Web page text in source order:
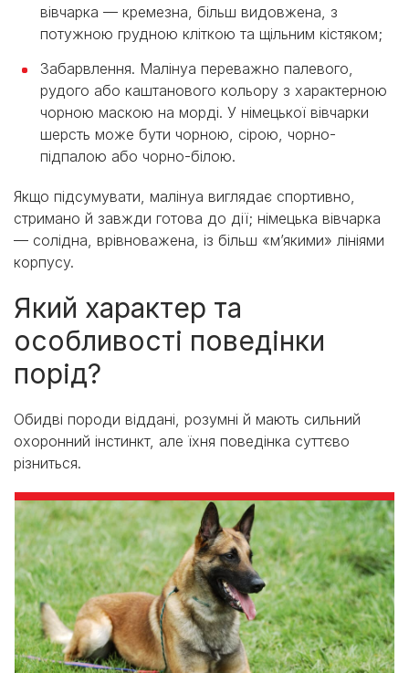
вівчарка — кремезна, більш видовжена, з
потужною грудною кліткою та щільним кістяком;
Забарвлення. Малінуа переважно палевого,
рудого або каштанового кольору з характерною
чорною маскою на морді. У німецької вівчарки
шерсть може бути чорною, сірою, чорно-
підпалою або чорно-білою.
Якщо підсумувати, малінуа виглядає спортивно,
стримано й завжди готова до дії; німецька вівчарка
— солідна, врівноважена, із більш «м’якими» лініями
корпусу.
Який характер та
особливості поведінки
порід?
Обидві породи віддані, розумні й мають сильний
охоронний інстинкт, але їхня поведінка суттєво
різниться.